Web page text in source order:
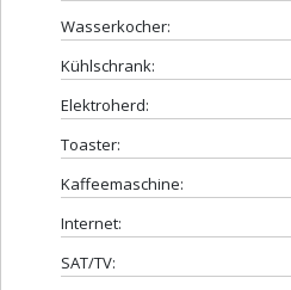
Wasserkocher:
Kühlschrank:
Elektroherd:
Toaster:
Kaffeemaschine:
Internet:
SAT/TV: